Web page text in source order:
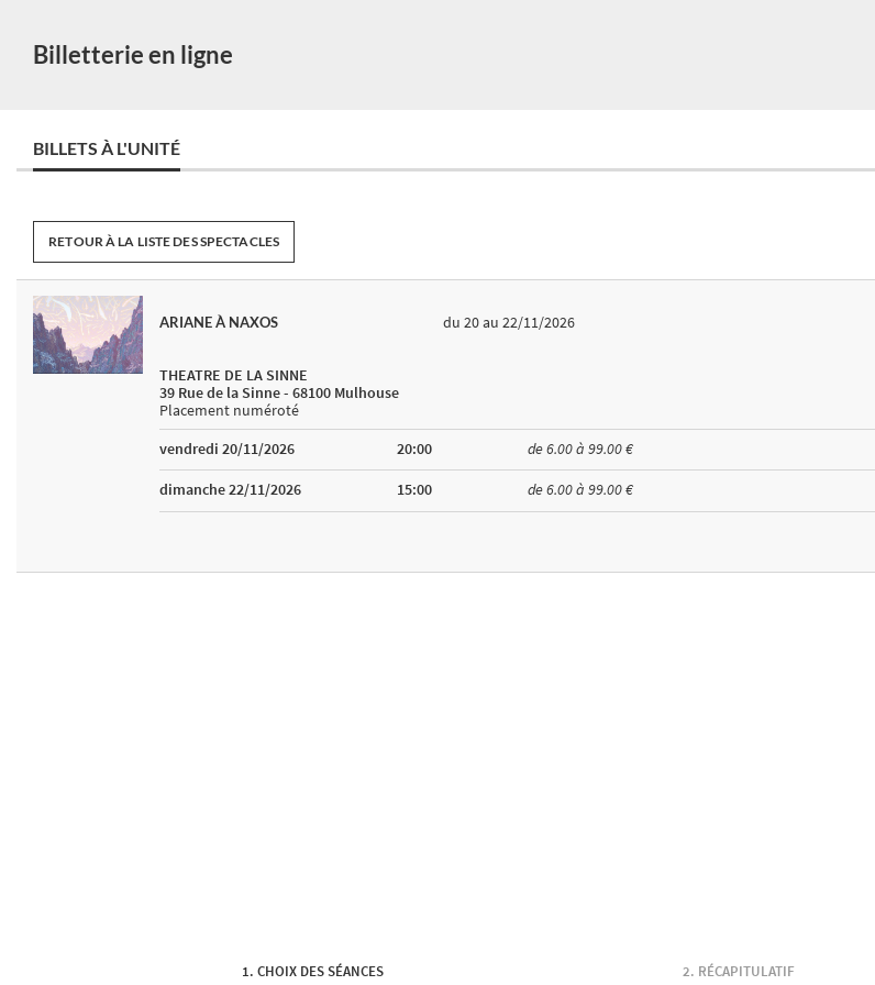
Billetterie en ligne
BILLETS À L'UNITÉ
RETOUR À LA LISTE DES SPECTACLES
ARIANE À NAXOS du 20au 22/11/2026
THEATRE DE LA SINNE
39 Rue de la Sinne - 68100 Mulhouse
Placement numéroté
vendredi 20/11/2026
20:00 de 6.00 à 99.00 €
dimanche 22/11/2026 15:00 de 6.00 à 99.00 €
CHOIX DES SÉANCES RÉCAPITULATIF